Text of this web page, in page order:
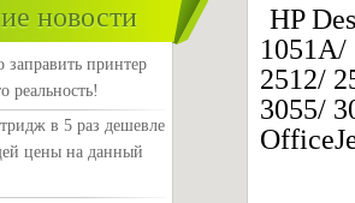
HP
1051A/
2512/
3055/
новости
заправить принтер
реальность!
в 5 раз дешевле
цены на данный